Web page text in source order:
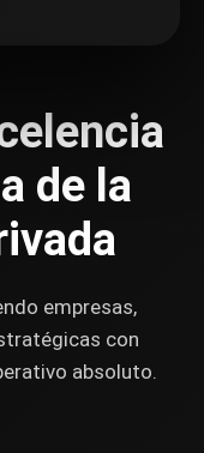
de la
empresas,
con
absoluto.